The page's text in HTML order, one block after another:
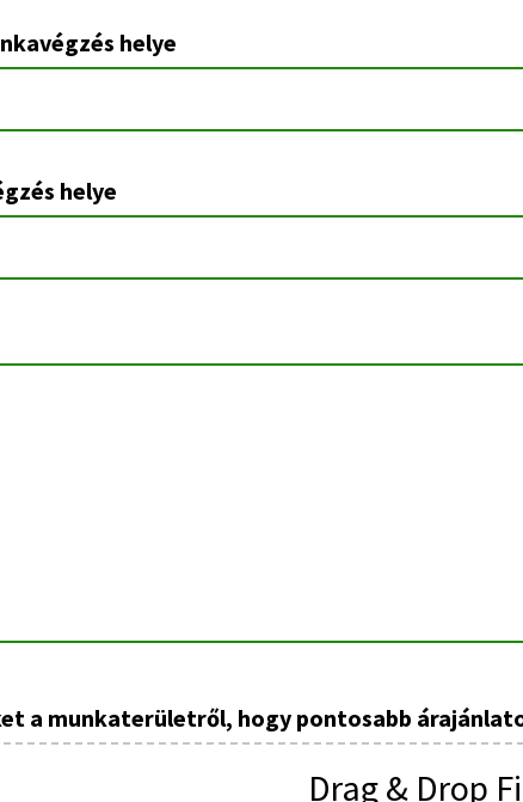
helye
helye
a munkaterületről, hogy pontosabb
Drag & Drop